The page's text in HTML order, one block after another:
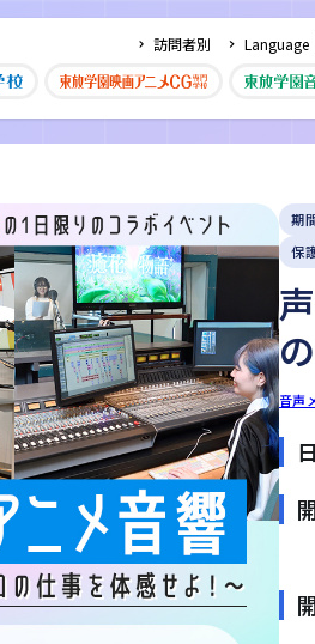
訪問者別 Language
期
保
音声